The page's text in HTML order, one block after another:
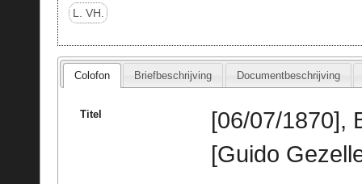
L. VH.
Colofon Briefbeschrijving Documentbeschrijving
Titel
[06/07/1870],
[Guido